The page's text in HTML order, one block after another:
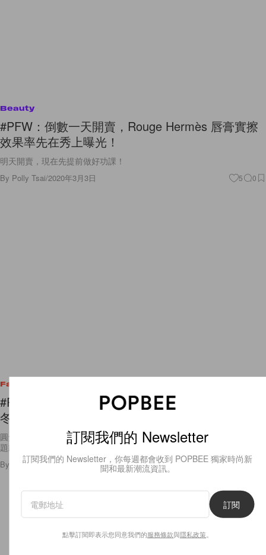
Beauty
#PFW：倒數一天開賣，Rouge Hermès 唇膏實擦
效果率先在秀上曝光！
明天開賣，現在先提前做好功課！
By Polly Tsai/2020年3月3日 5 0
Fashion
#PFW：一片 70 年代閃爍氛圍中，近賞 Celine 秋
冬季的奢華手袋
圓盒形手袋和鑲有 Celine 馬車標誌的 clutch，看來勢必成為秋冬季的話
題款式！
By Ashley Pang/2020年3月1日 23
訂閱我們的 Newsletter
訂閱我們的 Newsletter，你每週都會收到 POPBEE 獨家時尚新
聞和最新潮流資訊。
訂閱
點擊訂閱即表示您同意我們的服務條款與隱私政策